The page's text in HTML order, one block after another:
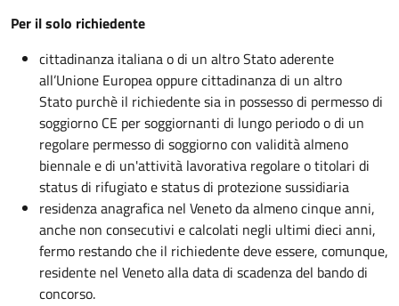
Per il solo richiedente
cittadinanza italiana o di un altro Stato aderente
all’Unione Europea oppure cittadinanza di un altro
Stato purchè il richiedente sia in possesso di permesso di
soggiorno CE per soggiornanti di lungo periodo o di un
regolare permesso di soggiorno con validità almeno
biennale e di un'attività lavorativa regolare o titolari di
status di rifugiato e status di protezione sussidiaria
residenza anagrafica nel Veneto da almeno cinque anni,
anche non consecutivi e calcolati negli ultimi dieci anni,
fermo restando che il richiedente deve essere, comunque,
residente nel Veneto alla data di scadenza del bando di
concorso.